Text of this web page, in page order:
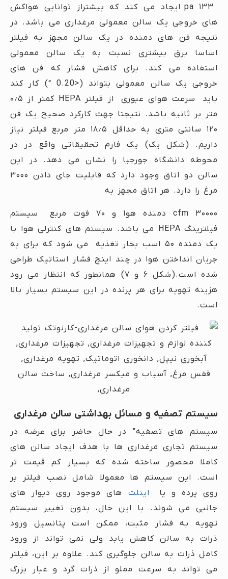
۱۳۳ pa ایجاد می کند که بیشتراز توانایی هواکش
های خروجی یک سالن معمولی مرغداری می باشد. در
نتیجه فن های دمنده در یک سالن مجهز به فیلتر
اساسا برق بیشتری نسبت به یک سالن معمولی
استفاده می کند. برای کاهش فشار که فن های
خروجی یک سالن معمولی بتواند (<0.20 “) کار کند
باید سرعت هوای عبوری از فیلتر HEPA کمتر از ۰٫۵
متر بر ثانیه باشد. نتیجتا جهت کارکرد صحیح یک فن
۱۲۰ سانتی متری به حداقل ۱۸٫۵ متر مربع فیلتر نیاز
داریم. (شکل یک) یک فارم تحقیقاتی واقع در در
محوطه دانشگاه جورجیا را نشان می دهد. در این
سالن دو اتاق وجود دارد که قابلیت جای دادن ۳۰۰۰
مرغ را دارد. هر اتاق مجهز به
۳۰۰۰۰ cfm دمنده هوا و ۷۰ فوت مربع سیستم
فیلترینگ HEPA می باشد. سیستم های کنترلی هوا با
یک دمنده ۵۰ اسب بخار تغذیه می شود که برای به
جریان انداختن هوا در چند اینچ فشار استاتیک طراحی
شده است.(شکل ۶ و ۷) همانطور که انتظار می رود
هزینه تهویه برای هر پرنده در این سیستم بسیار بالا
است.
سیستم تصفیه و مسائل بهداشتی سالن مرغداری
سیستم های تصفیه” در حال حاضر برای عرضه در
سیستم تجاری مرغداری ها با هدف ایجاد سالن های
کاملا محصور ساخته شده که بسیار کم قیمت تر
است. این سیستم ها معمولا شامل نصب فیلتر بر
روی پرده و یا اینلت های موجود روی دیوار های
جانبی می شوند. با این حال، بدون تغییر سیستم
تهویه به فشار مثبت، ممکن است پتانسیل ورود
ذرات به سالن کاهش یابد ولی نمی تواند از ورود
کامل ذرات به سالن جلوگیری کند. علاوه بر این، فیلتر
می تواند به سرعت مملو از ذرات گرد و غبار بزرگ